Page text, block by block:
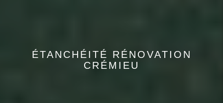
ÉTANCHÉITÉ RÉNOVATION
CRÉMIEU